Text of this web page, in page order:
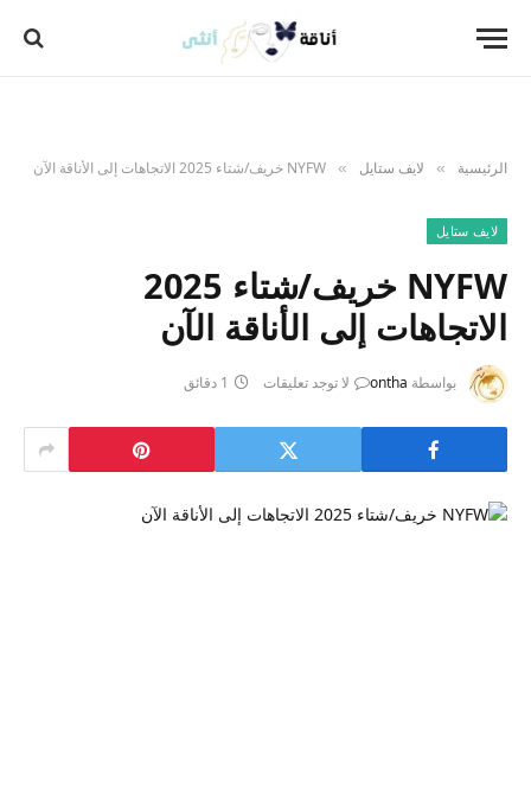
الرئيسية » لايف ستايل » NYFW خريف/شتاء 2025 الاتجاهات إلى الأناقة الآن
لايف ستايل
NYFW خريف/شتاء 2025
الاتجاهات إلى الأناقة الآن
بواسطة ontha لا توجد تعليقات 1 دقائق